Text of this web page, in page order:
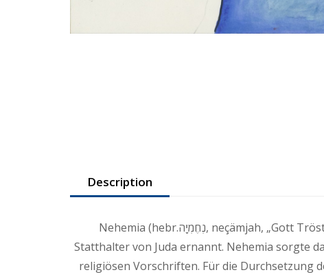
Description
Nehemia (hebr.נְחֶמְיָ֖ה, neçämjah, „Gott Tröster“; in der Septuaginta: Neemia) war ein babylonischer Jude. 444 v. Chr. wurde Nehemia zum
Statthalter von Juda ernannt. Nehemia sorgte
religiösen Vorschriften. Für die Durchsetzung